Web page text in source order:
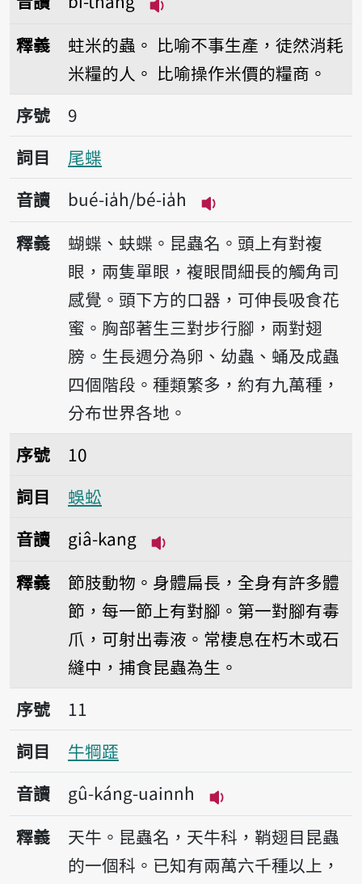
釋義 蛀米的蟲。 比喻不事生產，徒然消耗
米糧的人。 比喻操作米價的糧商。
序號9尾蝶
序號
9
詞目
尾蝶
音讀
bué-ia̍h/bé-ia̍h
播放音讀bué-ia̍h/
釋義
蝴蝶、蚨蝶。昆蟲名。頭上有對複
眼，兩隻單眼，複眼間細長的觸角司
感覺。頭下方的口器，可伸長吸食花
蜜。胸部著生三對步行腳，兩對翅
膀。生長週分為卵、幼蟲、蛹及成蟲
四個階段。種類繁多，約有九萬種，
分布世界各地。
序號10蜈蚣
序號
10
詞目
蜈蚣
音讀
giâ-kang
釋義
節肢動物。身體扁長，全身有許多體
節，每一節上有對腳。第一對腳有毒
爪，可射出毒液。常棲息在朽木或石
縫中，捕食昆蟲為生。
序號11牛犅𨂿
序號
11
詞目
牛犅𨂿
音讀
gû-káng-uainnh
播放音讀gû-káng-
釋義
天牛。昆蟲名，天牛科，鞘翅目昆蟲
的一個科。已知有兩萬六千種以上，